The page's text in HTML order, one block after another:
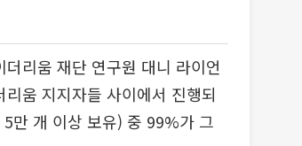
리움 재단 연구원 대니 라이언
움 지지자들 사이에서 진행되
만 개 이상 보유) 중 99%가 그